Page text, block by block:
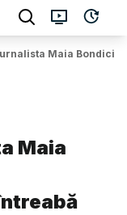
Maia
Maia